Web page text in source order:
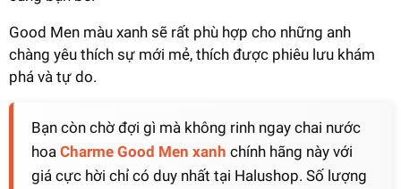
Good Men màu xanh sẽ rất phù hợp cho những anh
chàng yêu thích sự mới mẻ, thích được phiêu lưu khám
phá và tự do.
Bạn còn chờ đợi gì mà không rinh ngay chai nước
hoa Charme Good Men xanh chính hãng này với
giá cực hời chỉ có duy nhất tại Halushop. Số lượng